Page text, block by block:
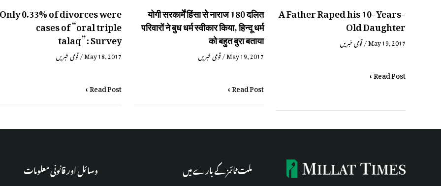
Only 0.33% of divorces were
cases of “oral triple
talaq”: Survey
قومی خبریں/May 18, 2017
Read Post »
योगी सरकार्में हिंसा से नाराज 180 दलित
परिवारों ने बुध धर्म स्वीकार किया, हिन्दू धर्म
को बहुत बुरा बताया
قومی خبریں/May 19, 2017
Read Post »
A Father Raped his 10-Years-
Old Daughter
قومی خبریں/May 19, 2017
Read Post »
وسائل اور قانونی معلومات ملت ٹائمز کے بارے میں